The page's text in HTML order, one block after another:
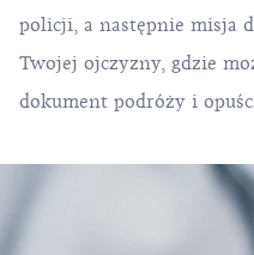
policji, a następnie misja
Twojej ojczyzny, gdzie
dokument podróży i